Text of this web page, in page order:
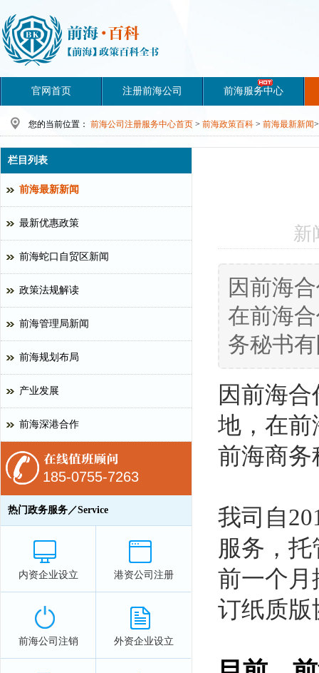
官网首页 注册前海公司 前海服务中心
您的当前位置： 前海公司注册服务中心首页 > 前海政策百科 > 前海最新新闻>
新
因前海
在前海
务秘书
因前海
地，在前
前海商务
我司自
服务，
前一个月
订纸质版
栏目列表
前海最新新闻
最新优惠政策
前海蛇口自贸区新闻
政策法规解读
前海管理局新闻
前海规划布局
产业发展
前海深港合作
185-0755-7263
热门政务服务／Service
内资企业设立 港资公司注册
前海公司注销 外资企业设立